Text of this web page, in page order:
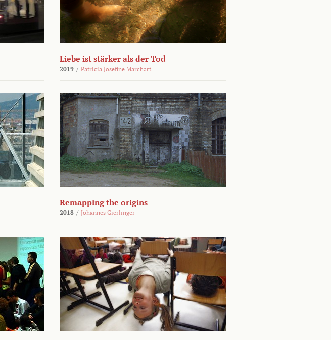
Liebe ist stärker als der Tod
2019 / Patricia Josefine Marchart
Remapping the origins
2018 / Johannes Gierlinger